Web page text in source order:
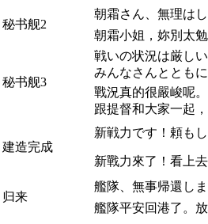
秘书舰2
朝霜さん、無理は
朝霜小姐，妳別太
秘书舰3
戦いの状況は厳し
みんなさんととも
戰況真的很嚴峻呢
跟提督和大家一起
建造完成
新戦力です！頼も
新戰力來了！看上
归来
艦隊、無事帰還し
艦隊平安回港了。